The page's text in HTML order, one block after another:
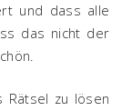
und dass alle
das nicht der
Rätsel zu lösen